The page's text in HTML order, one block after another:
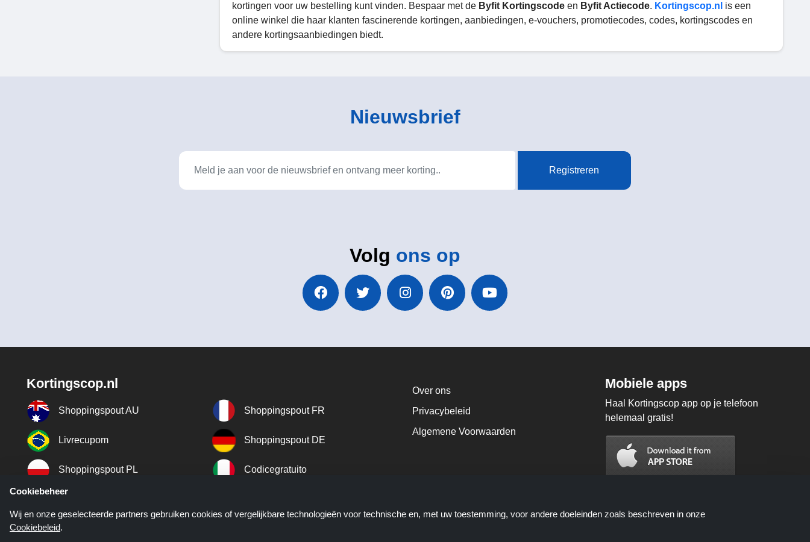
kortingen voor uw bestelling kunt vinden. Bespaar met de Byfit Kortingscode en Byfit Actiecode. Kortingscop.nl is een
online winkel die haar klanten fascinerende kortingen, aanbiedingen, e-vouchers, promotiecodes, codes, kortingscodes en
andere kortingsaanbiedingen biedt.
Nieuwsbrief
Registreren
Volg ons op
Kortingscop.nl
Shoppingspout AU Shoppingspout FR
Livrecupom Shoppingspout DE
Shoppingspout PL Codicegratuito
Shoppingspout SE
Over ons
Privacybeleid
Algemene Voorwaarden
Mobiele apps
Haal Kortingscop app op je telefoon
helemaal gratis!
Cookiebeheer
Wij en onze geselecteerde partners gebruiken cookies of vergelijkbare technologieën voor technische en, met uw toestemming, voor andere doeleinden zoals beschreven in onze
Cookiebeleid.